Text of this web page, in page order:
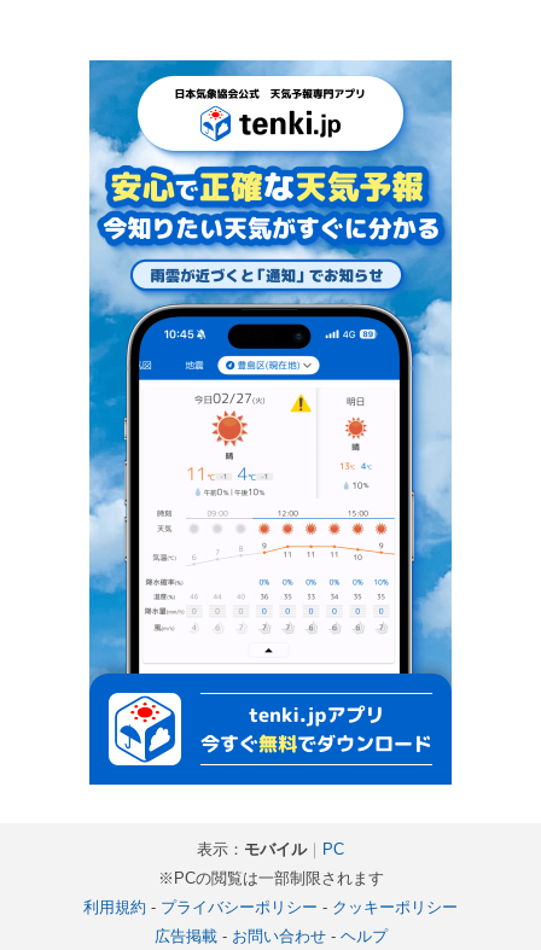
表示： モバイル｜ PC
※PCの閲覧は一部制限されます
利用規約 - プライバシーポリシー - クッキーポリシー
広告掲載- お問い合わせ- ヘルプ